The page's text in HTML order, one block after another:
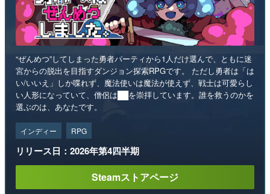
“ぜんめつ”してしまった勇者パーティから1人だけ選んで、ともに迷
宮からの脱出を目指すダンジョン探索RPGです。 ただし勇者は「は
い/いいえ」しか喋れず、魔法使いは魔法が使えず、戦士は可愛らし
い人形になっていて、僧侶は██を崇拝しています。誰を救うのかを
選ぶのは、あなたです。
インディー RPG
リリース日：2026年第4四半期
Steamストアページ